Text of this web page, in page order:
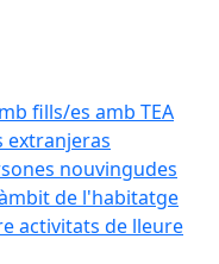
fills/es amb TEA
extranjeras
nouvingudes
de l'habitatge
activitats de lleure